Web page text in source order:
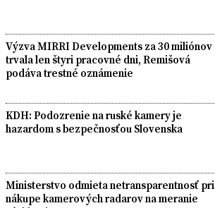
Výzva MIRRI Developments za 30 miliónov
trvala len štyri pracovné dni, Remišová
podáva trestné oznámenie
KDH: Podozrenie na ruské kamery je
hazardom s bezpečnosťou Slovenska
Ministerstvo odmieta netransparentnosť pri
nákupe kamerových radarov na meranie